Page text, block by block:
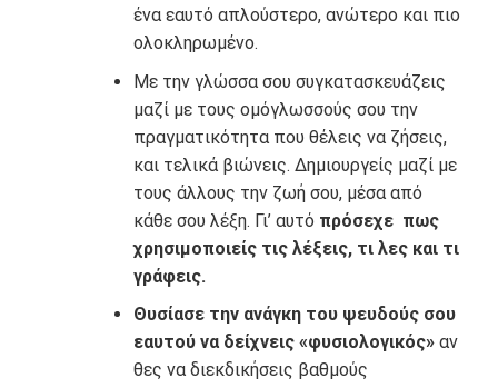
ένα εαυτό απλούστερο, ανώτερο και πιο
ολοκληρωμένο.
Με την γλώσσα σου συγκατασκευάζεις
μαζί με τους ομόγλωσσούς σου την
πραγματικότητα που θέλεις να ζήσεις,
και τελικά βιώνεις. Δημιουργείς μαζί με
τους άλλους την ζωή σου, μέσα από
κάθε σου λέξη. Γι’ αυτό πρόσεχε πως
χρησιμοποιείς τις λέξεις, τι λες και τι
γράφεις.
Θυσίασε την ανάγκη του ψευδούς σου
εαυτού να δείχνεις «φυσιολογικός»αν
θες να διεκδικήσεις βαθμούς